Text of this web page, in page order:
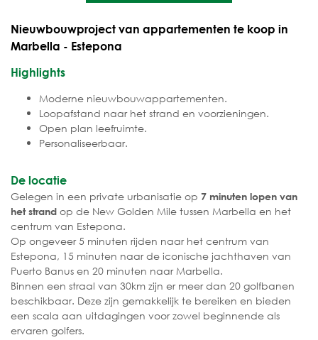
Nieuwbouwproject van appartementen te koop in
Marbella - Estepona
Highlights
Moderne nieuwbouwappartementen.
Loopafstand naar het strand en voorzieningen.
Open plan leefruimte.
Personaliseerbaar.
De locatie
Gelegen in een private urbanisatie op 7 minuten lopen van
het strand op de New Golden Mile tussen Marbella en het
centrum van Estepona.
Op ongeveer 5 minuten rijden naar het centrum van
Estepona, 15 minuten naar de iconische jachthaven van
Puerto Banus en 20 minuten naar Marbella.
Binnen een straal van 30km zijn er meer dan 20 golfbanen
beschikbaar. Deze zijn gemakkelijk te bereiken en bieden
een scala aan uitdagingen voor zowel beginnende als
ervaren golfers.